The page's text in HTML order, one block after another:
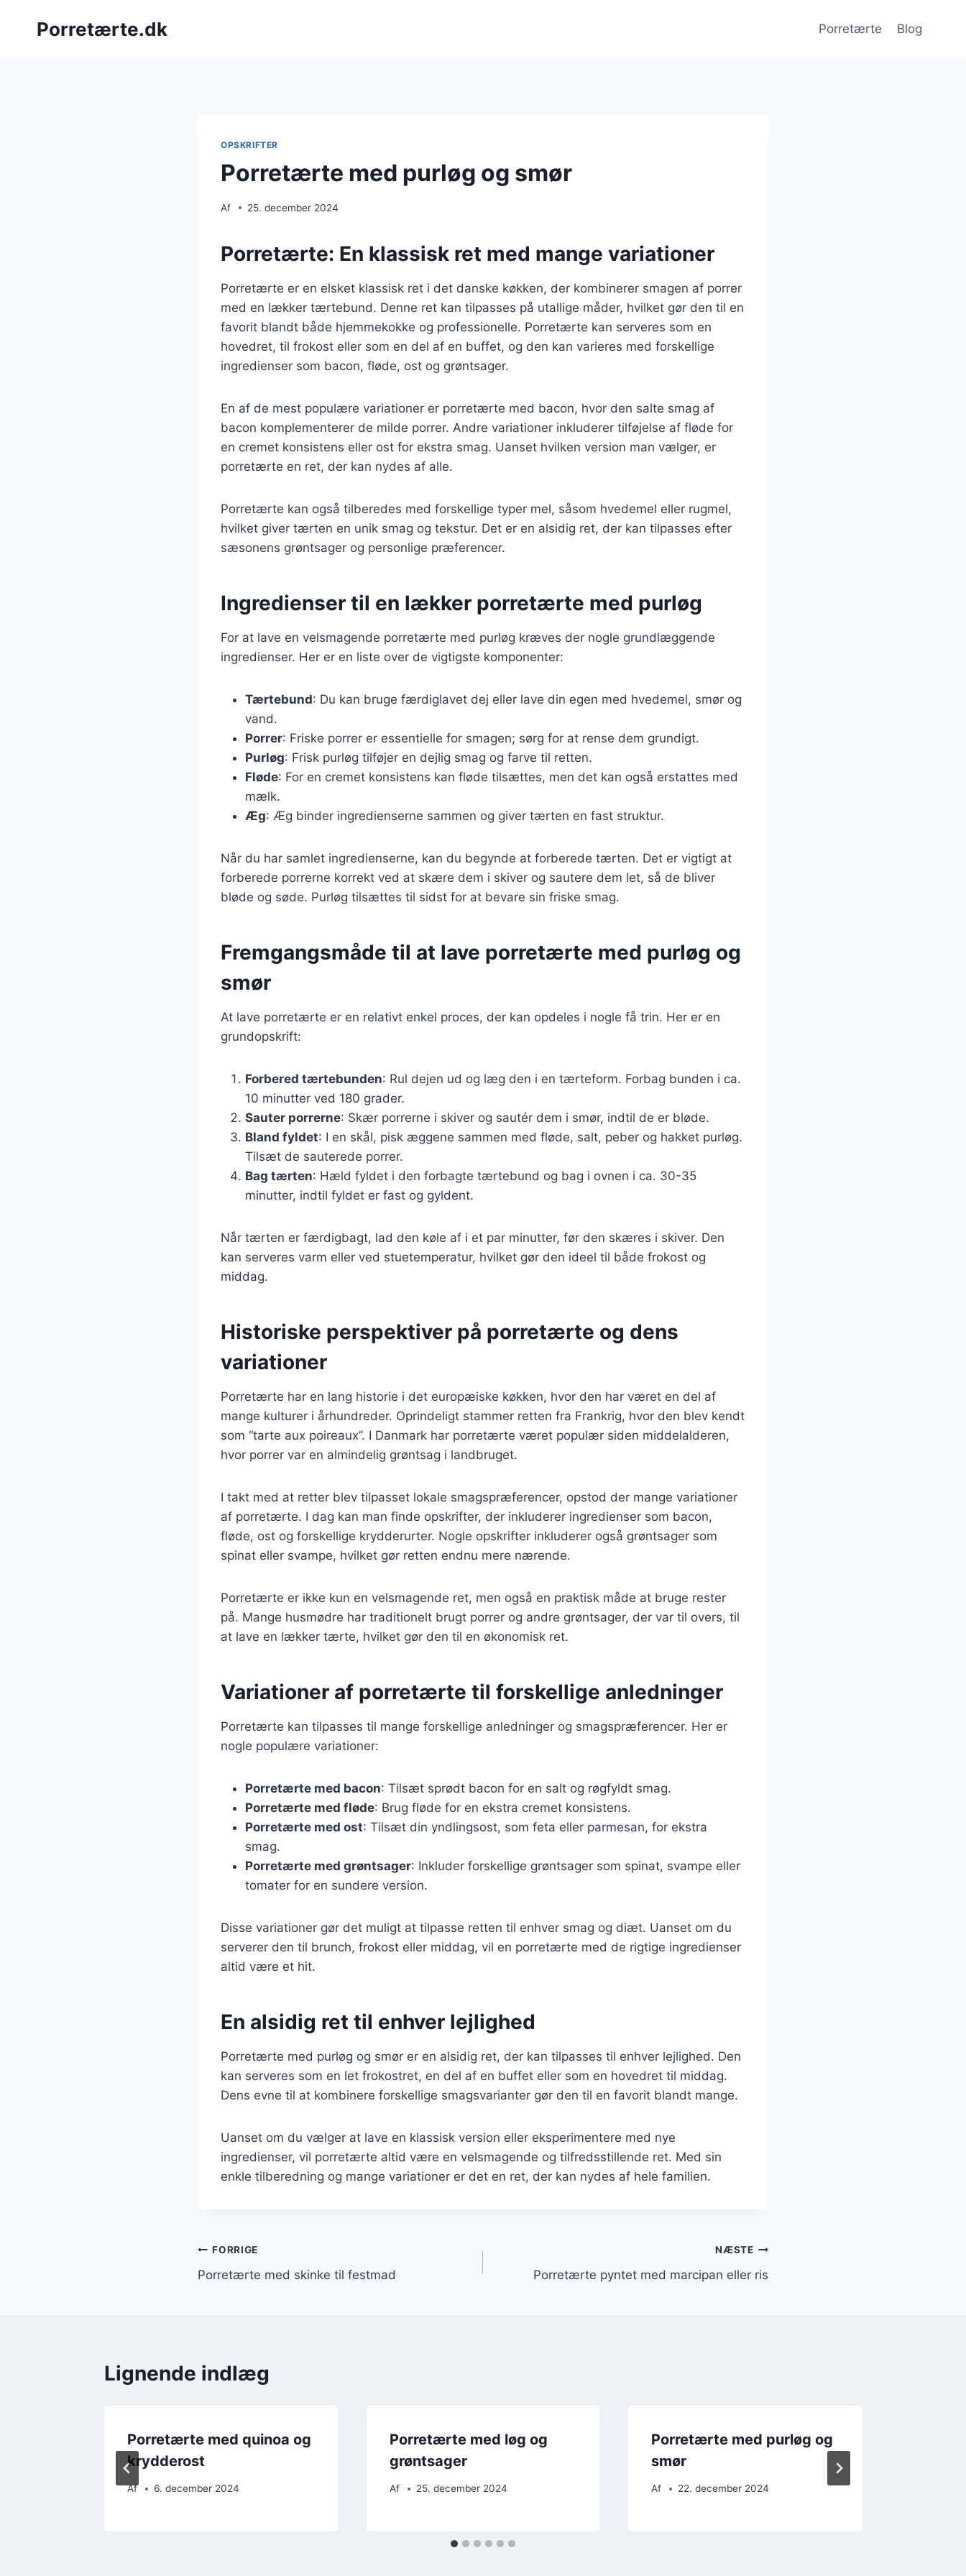
Porretærte.dk Porretærte Blog
OPSKRIFTER
Porretærte med purløg og smør
Af 25. december 2024
Porretærte: En klassisk ret med mange variationer
Porretærte er en elsket klassisk ret i det danske køkken, der kombinerer smagen af porrer
med en lækker tærtebund. Denne ret kan tilpasses på utallige måder, hvilket gør den til en
favorit blandt både hjemmekokke og professionelle. Porretærte kan serveres som en
hovedret, til frokost eller som en del af en buffet, og den kan varieres med forskellige
ingredienser som bacon, fløde, ost og grøntsager.
En af de mest populære variationer er porretærte med bacon, hvor den salte smag af
bacon komplementerer de milde porrer. Andre variationer inkluderer tilføjelse af fløde for
en cremet konsistens eller ost for ekstra smag. Uanset hvilken version man vælger, er
porretærte en ret, der kan nydes af alle.
Porretærte kan også tilberedes med forskellige typer mel, såsom hvedemel eller rugmel,
hvilket giver tærten en unik smag og tekstur. Det er en alsidig ret, der kan tilpasses efter
sæsonens grøntsager og personlige præferencer.
Ingredienser til en lækker porretærte med purløg
For at lave en velsmagende porretærte med purløg kræves der nogle grundlæggende
ingredienser. Her er en liste over de vigtigste komponenter:
Tærtebund: Du kan bruge færdiglavet dej eller lave din egen med hvedemel, smør og
vand.
Porrer: Friske porrer er essentielle for smagen; sørg for at rense dem grundigt.
Purløg: Frisk purløg tilføjer en dejlig smag og farve til retten.
Fløde: For en cremet konsistens kan fløde tilsættes, men det kan også erstattes med
mælk.
Æg: Æg binder ingredienserne sammen og giver tærten en fast struktur.
Når du har samlet ingredienserne, kan du begynde at forberede tærten. Det er vigtigt at
forberede porrerne korrekt ved at skære dem i skiver og sautere dem let, så de bliver
bløde og søde. Purløg tilsættes til sidst for at bevare sin friske smag.
Fremgangsmåde til at lave porretærte med purløg og
smør
At lave porretærte er en relativt enkel proces, der kan opdeles i nogle få trin. Her er en
grundopskrift:
Forbered tærtebunden: Rul dejen ud og læg den i en tærteform. Forbag bunden i ca.
10 minutter ved 180 grader.
Sauter porrerne: Skær porrerne i skiver og sautér dem i smør, indtil de er bløde.
Bland fyldet: I en skål, pisk æggene sammen med fløde, salt, peber og hakket purløg.
Tilsæt de sauterede porrer.
Bag tærten: Hæld fyldet i den forbagte tærtebund og bag i ovnen i ca. 30-35
minutter, indtil fyldet er fast og gyldent.
Når tærten er færdigbagt, lad den køle af i et par minutter, før den skæres i skiver. Den
kan serveres varm eller ved stuetemperatur, hvilket gør den ideel til både frokost og
middag.
Historiske perspektiver på porretærte og dens
variationer
Porretærte har en lang historie i det europæiske køkken, hvor den har været en del af
mange kulturer i århundreder. Oprindeligt stammer retten fra Frankrig, hvor den blev kendt
som “tarte aux poireaux”. I Danmark har porretærte været populær siden middelalderen,
hvor porrer var en almindelig grøntsag i landbruget.
I takt med at retter blev tilpasset lokale smagspræferencer, opstod der mange variationer
af porretærte. I dag kan man finde opskrifter, der inkluderer ingredienser som bacon,
fløde, ost og forskellige krydderurter. Nogle opskrifter inkluderer også grøntsager som
spinat eller svampe, hvilket gør retten endnu mere nærende.
Porretærte er ikke kun en velsmagende ret, men også en praktisk måde at bruge rester
på. Mange husmødre har traditionelt brugt porrer og andre grøntsager, der var til overs, til
at lave en lækker tærte, hvilket gør den til en økonomisk ret.
Variationer af porretærte til forskellige anledninger
Porretærte kan tilpasses til mange forskellige anledninger og smagspræferencer. Her er
nogle populære variationer:
Porretærte med bacon: Tilsæt sprødt bacon for en salt og røgfyldt smag.
Porretærte med fløde: Brug fløde for en ekstra cremet konsistens.
Porretærte med ost: Tilsæt din yndlingsost, som feta eller parmesan, for ekstra
smag.
Porretærte med grøntsager: Inkluder forskellige grøntsager som spinat, svampe eller
tomater for en sundere version.
Disse variationer gør det muligt at tilpasse retten til enhver smag og diæt. Uanset om du
serverer den til brunch, frokost eller middag, vil en porretærte med de rigtige ingredienser
altid være et hit.
En alsidig ret til enhver lejlighed
Porretærte med purløg og smør er en alsidig ret, der kan tilpasses til enhver lejlighed. Den
kan serveres som en let frokostret, en del af en buffet eller som en hovedret til middag.
Dens evne til at kombinere forskellige smagsvarianter gør den til en favorit blandt mange.
Uanset om du vælger at lave en klassisk version eller eksperimentere med nye
ingredienser, vil porretærte altid være en velsmagende og tilfredsstillende ret. Med sin
enkle tilberedning og mange variationer er det en ret, der kan nydes af hele familien.
Indlægsnavigation
FORRIGE
Porretærte med skinke til festmad
NÆSTE
Porretærte pyntet med marcipan eller ris
Lignende indlæg
Porretærte med quinoa og
krydderost
Af 6. december 2024
Porretærte med løg og
grøntsager
Af 25. december 2024
Porretærte med purløg og
smør
Af 22. december 2024